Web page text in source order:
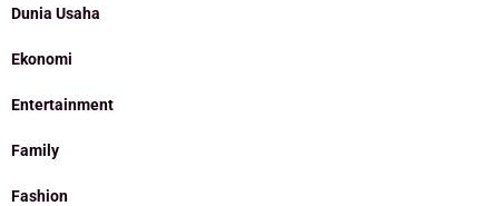
Dunia Usaha
Ekonomi
Entertainment
Family
Fashion